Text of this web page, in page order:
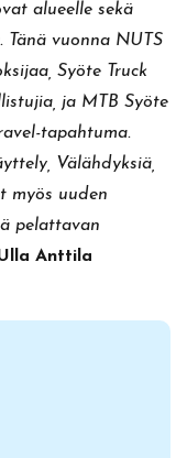
alueelle sekä
vuonna NUTS
Syöte Truck
ja MTB Syöte
tapahtuma.
Välähdyksiä,
myös uuden
pelattavan
Anttila